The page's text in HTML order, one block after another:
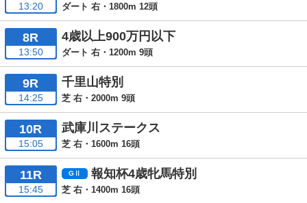
13:20 ダート 右・1800m 12頭
8R
13:50
4歳以上900万円以下
ダート 右・1200m 9頭
9R
14:25
千里山特別
芝 右・2000m 9頭
10R
15:05
武庫川ステークス
芝 右・1600m 16頭
11R
15:45
報知杯4歳牝馬特別
芝 右・1400m 16頭